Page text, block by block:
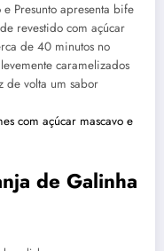
Presunto apresenta bife
revestido com açúcar
de 40 minutos no
caramelizados
de volta um sabor
com açúcar mascavo e
de Galinha